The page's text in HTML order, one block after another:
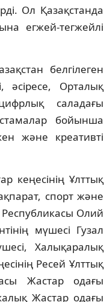
Ол Қазақстанда
егжей-тегжейлі
белгілеген
әсіресе, Орталық
саладағы
бойынша
және креативті
кеңесінің Ұлттық
спорт және
Республикасы Олий
мүшесі Гузал
Халықаралық
Ресей Ұлттық
Жастар одағы
Жастар одағы